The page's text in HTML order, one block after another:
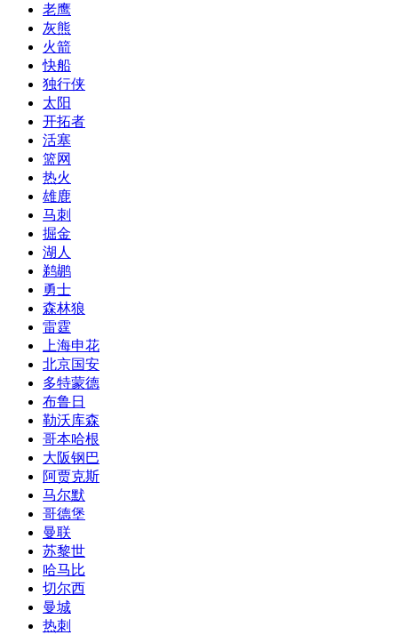
老鹰
灰熊
火箭
快船
独行侠
太阳
开拓者
活塞
篮网
热火
雄鹿
马刺
掘金
湖人
鹈鹕
勇士
森林狼
雷霆
上海申花
北京国安
多特蒙德
布鲁日
勒沃库森
哥本哈根
大阪钢巴
阿贾克斯
马尔默
哥德堡
曼联
苏黎世
哈马比
切尔西
曼城
热刺